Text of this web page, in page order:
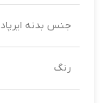
جنس بدنه ایرپاد
رنگ